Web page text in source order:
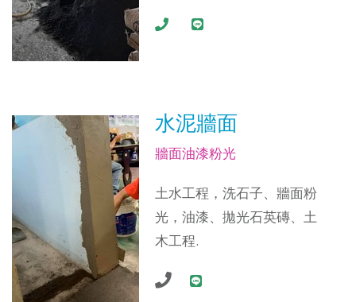
水泥牆面
牆面油漆粉光
土水工程，洗石子、牆面粉
光，油漆、拋光石英磚、土
木工程.